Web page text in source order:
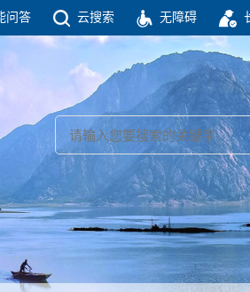
问答 云搜索 无障碍
法治 公开公平 友善和谐
新闻
政务要闻
部门信息
视频新闻
闻